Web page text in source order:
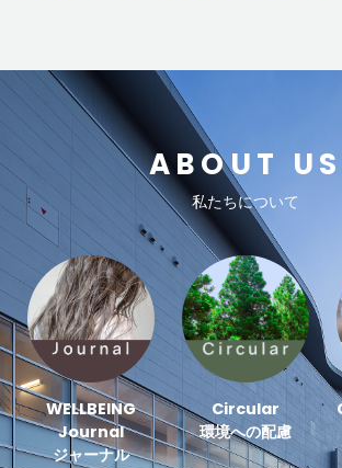
ABOUT US
私たちについて
WELLBEING
Journal
ジャーナル
Circular
環境への配慮